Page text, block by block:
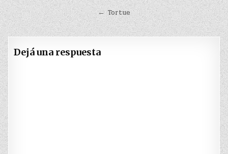
de
entradas
← Tortue
Dejá una respuesta